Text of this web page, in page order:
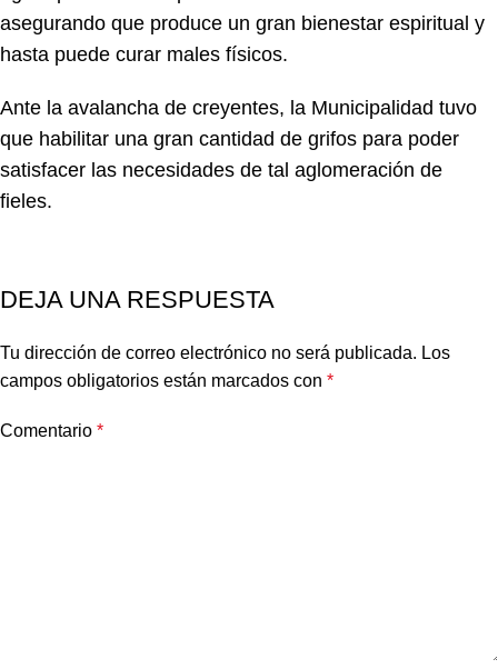
asegurando que produce un gran bienestar espiritual y
hasta puede curar males físicos.
Ante la avalancha de creyentes, la Municipalidad tuvo
que habilitar una gran cantidad de grifos para poder
satisfacer las necesidades de tal aglomeración de
fieles.
DEJA UNA RESPUESTA
Tu dirección de correo electrónico no será publicada. Los
campos obligatorios están marcados con *
Comentario *